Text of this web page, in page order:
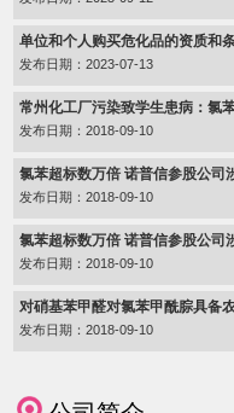
单位和个人购买危化品的资质和
发布日期：2023-07-13
常州化工厂污染致学生患病：氯
发布日期：2018-09-10
氯苯超标数万倍 诺普信参股公司
发布日期：2018-09-10
氯苯超标数万倍 诺普信参股公司
发布日期：2018-09-10
对硝基苯甲醛对氯苯甲酰腙具备
发布日期：2018-09-10